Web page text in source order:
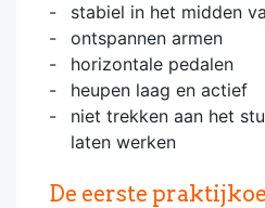
stabiel in het midden
ontspannen armen
horizontale pedalen
heupen laag en actief
niet trekken aan het
laten werken
De eerste